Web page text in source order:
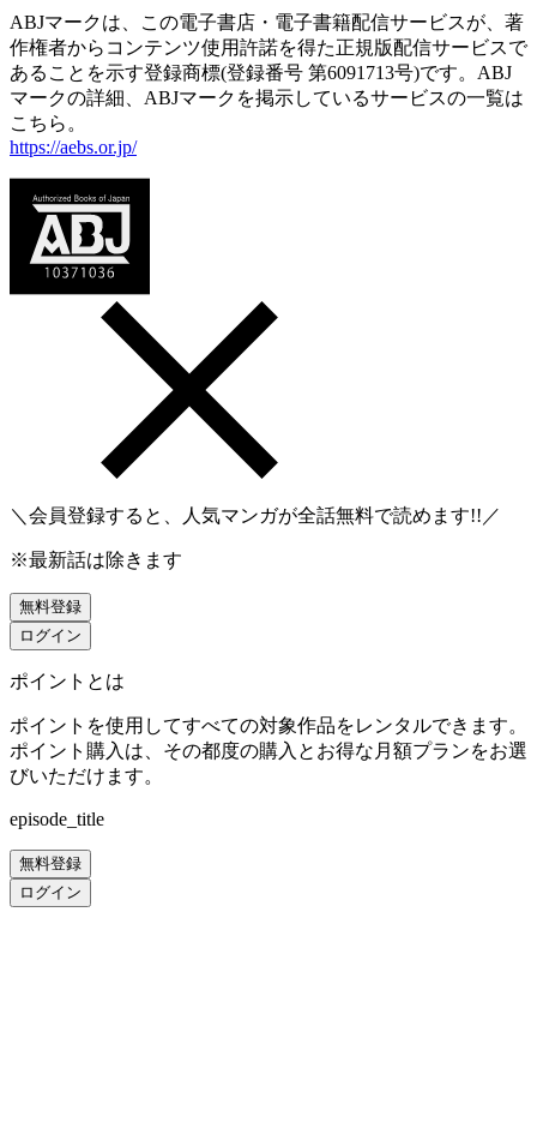
ABJマークは、この電子書店・電子書籍配信サービスが、著
作権者からコンテンツ使用許諾を得た正規版配信サービスで
あることを示す登録商標(登録番号 第6091713号)です。ABJ
マークの詳細、ABJマークを掲示しているサービスの一覧は
こちら。
https://aebs.or.jp/
＼会員登録すると、人気マンガが全話無料で読めます!!／
※最新話は除きます
無料登録
ログイン
ポイントとは
ポイントを使用してすべての対象作品をレンタルできます。
ポイント購入は、その都度の購入とお得な月額プランをお選
びいただけます。
episode_title
無料登録
ログイン